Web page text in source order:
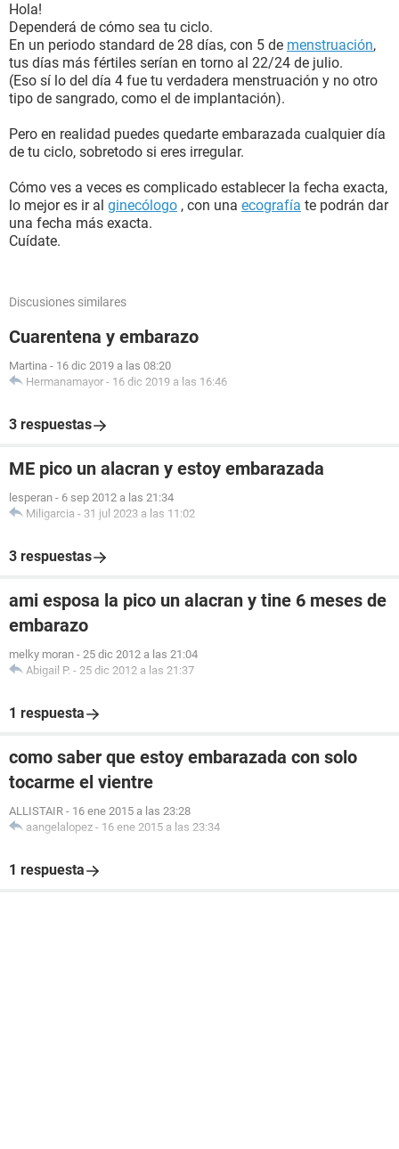
Hola!
Dependerá de cómo sea tu ciclo.
En un periodo standard de 28 días, con 5 de menstruación,
tus días más fértiles serían en torno al 22/24 de julio.
(Eso sí lo del día 4 fue tu verdadera menstruación y no otro
tipo de sangrado, como el de implantación).
Pero en realidad puedes quedarte embarazada cualquier día
de tu ciclo, sobretodo si eres irregular.
Cómo ves a veces es complicado establecer la fecha exacta,
lo mejor es ir al ginecólogo , con una ecografía te podrán dar
una fecha más exacta.
Cuídate.
Discusiones similares
Cuarentena y embarazo
Martina - 16 dic 2019 a las 08:20
Hermanamayor - 16 dic 2019 a las 16:46
3 respuestas
ME pico un alacran y estoy embarazada
lesperan - 6 sep 2012 a las 21:34
Miligarcia - 31 jul 2023 a las 11:02
3 respuestas
ami esposa la pico un alacran y tine 6 meses de
embarazo
melky moran - 25 dic 2012 a las 21:04
Abigail P. - 25 dic 2012 a las 21:37
1 respuesta
como saber que estoy embarazada con solo
tocarme el vientre
ALLISTAIR - 16 ene 2015 a las 23:28
aangelalopez - 16 ene 2015 a las 23:34
1 respuesta